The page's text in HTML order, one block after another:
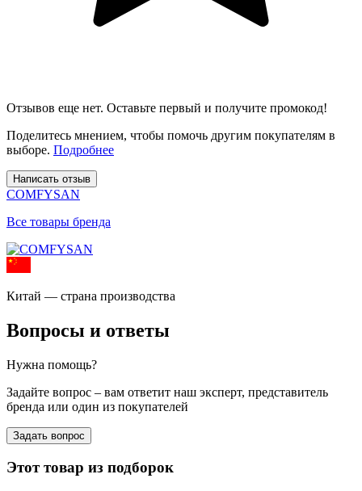
Отзывов еще нет. Оставьте первый и получите промокод!
Поделитесь мнением, чтобы помочь другим покупателям в
выборе. Подробнее
Написать отзыв
COMFYSAN
Все товары бренда
Китай — страна производства
Вопросы и ответы
Нужна помощь?
Задайте вопрос – вам ответит наш эксперт, представитель
бренда или один из покупателей
Задать вопрос
Этот товар из подборок